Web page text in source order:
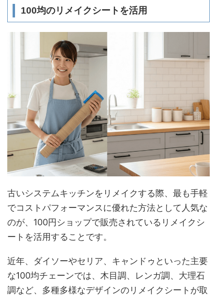
100均のリメイクシートを活用
古いシステムキッチンをリメイクする際、最も手軽
でコストパフォーマンスに優れた方法として人気な
のが、100円ショップで販売されているリメイクシ
ートを活用することです。
近年、ダイソーやセリア、キャンドゥといった主要
な100均チェーンでは、木目調、レンガ調、大理石
調など、多種多様なデザインのリメイクシートが取